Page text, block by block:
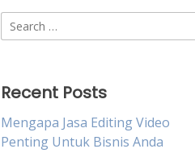
Search
for:
Recent Posts
Mengapa Jasa Editing Video
Penting Untuk Bisnis Anda